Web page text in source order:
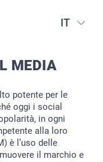
IT
MEDIA
potente per le
oggi i social
in ogni
alla loro
è l’uso delle
il marchio e